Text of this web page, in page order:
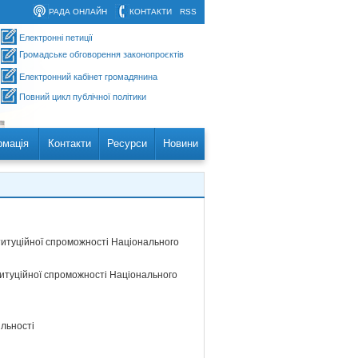
RSS
КОНТАКТИ
РАДА ОНЛАЙН
Електронні петиції
Громадське обговорення законопроєктів
Електронний кабінет громадянина
Повний цикл публічної політики
Контакти Ресурси Новини
спроможності Національного
спроможності Національного